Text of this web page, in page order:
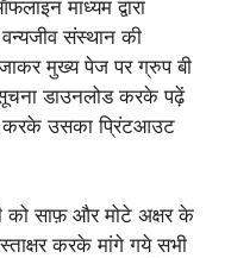
माध्यम द्वारा
संस्थान की
मुख्य पेज पर ग्रुप बी
डाउनलोड करके पढ़ें
करके उसका प्रिंटआउट
को साफ़ और मोटे अक्षर के
करके मांगे गये सभी